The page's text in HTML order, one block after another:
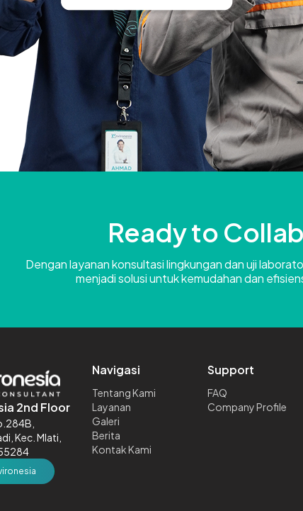
Ready to
Dengan layanan konsultasi lingkungan dan uji
menjadi solusi untuk kemudahan dan
2nd Floor
Kec. Mlati,
Navigasi
Tentang Kami
Layanan
Galeri
Berita
Kontak Kami
Support
FAQ
Company Profile